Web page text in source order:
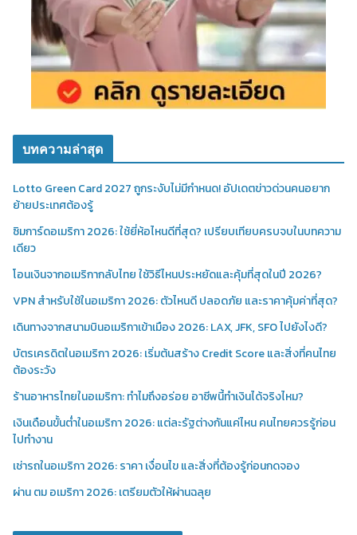
บทความล่าสุด
Lotto Green Card 2027 ถูกระงับไม่มีกำหนด! อัปเดตข่าวด่วนคนอยาก
ย้ายประเทศต้องรู้
ซิมการ์ดอเมริกา 2026: ใช้ยี่ห้อไหนดีที่สุด? เปรียบเทียบครบจบในบทความ
เดียว
โอนเงินจากอเมริกากลับไทย ใช้วิธีไหนประหยัดและคุ้มที่สุดในปี 2026?
VPN สำหรับใช้ในอเมริกา 2026: ตัวไหนดี ปลอดภัย และราคาคุ้มค่าที่สุด?
เดินทางจากสนามบินอเมริกาเข้าเมือง 2026: LAX, JFK, SFO ไปยังไงดี?
บัตรเครดิตในอเมริกา 2026: เริ่มต้นสร้าง Credit Score และสิ่งที่คนไทย
ต้องระวัง
ร้านอาหารไทยในอเมริกา: ทำไมถึงอร่อย อาชีพนี้ทำเงินได้จริงไหม?
เงินเดือนขั้นต่ำในอเมริกา 2026: แต่ละรัฐต่างกันแค่ไหน คนไทยควรรู้ก่อน
ไปทำงาน
เช่ารถในอเมริกา 2026: ราคา เงื่อนไข และสิ่งที่ต้องรู้ก่อนกดจอง
ผ่าน ตม อเมริกา 2026: เตรียมตัวให้ผ่านฉลุย